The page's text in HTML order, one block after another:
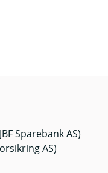
Sparebank AS)
AS)